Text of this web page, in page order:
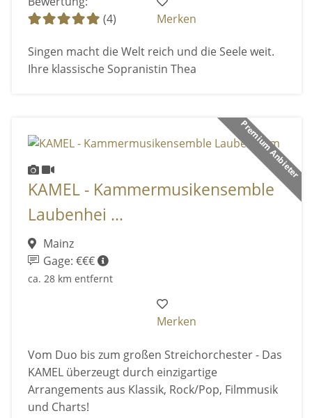
(4)
Merken
Singen macht die Welt reich und die Seele weit.
Ihre klassische Sopranistin Thea
Premium Anbieter
KAMEL - Kammermusikensemble
Laubenhei ...
Mainz
Gage: €€€
ca. 28 km entfernt
Merken
Vom Duo bis zum großen Streichorchester - Das
KAMEL überzeugt durch einzigartige
Arrangements aus Klassik, Rock/Pop, Filmmusik
und Charts!